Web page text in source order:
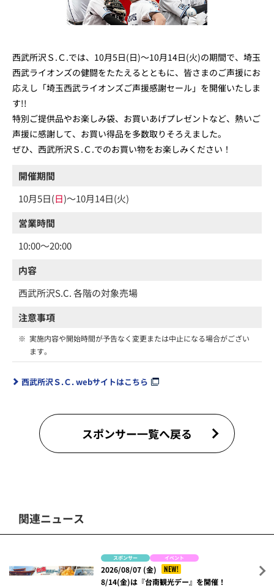
西武所沢Ｓ.Ｃ.では、10月5日(日)～10月14日(火)の期間で、埼玉
西武ライオンズの健闘をたたえるとともに、皆さまのご声援にお
応えし「埼玉西武ライオンズご声援感謝セール」を開催いたしま
す!!
特別ご提供品やお楽しみ袋、お買いあげプレゼントなど、熱いご
声援に感謝して、お買い得品を多数取りそろえました。
ぜひ、西武所沢Ｓ.Ｃ.でのお買い物をお楽しみください！
開催期間
10月5日(日)～10月14日(火)
営業時間
10:00～20:00
内容
西武所沢S.C. 各階の対象売場
注意事項
※ 実施内容や開始時間が予告なく変更または中止になる場合がござい
ます。
西武所沢Ｓ.Ｃ. webサイトはこちら
スポンサー一覧へ戻る
関連ニュース
スポンサー イベント
2026/08/07 (金)
NEW!
8/14(金)は『台南観光デー』を開催！